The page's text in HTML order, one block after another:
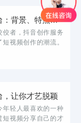
一个专门为抖音创作
抖音创作平台：背景、特点、魅力
佼者，抖音创作服务
视频创作的潮流。
探讨抖音创作服务
，让你才艺脱颖
年轻人最喜欢的一种
短视频分享自己的才